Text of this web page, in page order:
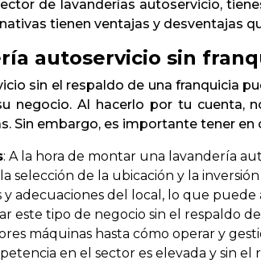
de lavanderías autoservicio,
tienen ventajas y desventajas
autoservicio sin
sin el respaldo de una franquicia
negocio. Al hacerlo por tu cuenta,
Sin embargo, es importante tener en
: A la hora de montar una lavandería
selección de la ubicación y la
y adecuaciones del local, lo que
este tipo de negocio sin el respaldo
máquinas hasta cómo operar y
en el sector es elevada y sin